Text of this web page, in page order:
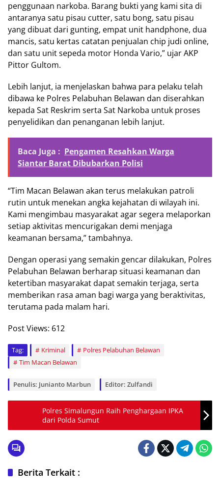
penggunaan narkoba. Barang bukti yang kami sita di
antaranya satu pisau cutter, satu bong, satu pisau
yang dibuat dari gunting, empat unit handphone, dua
mancis, satu kertas catatan penjualan chip judi online,
dan satu unit sepeda motor Honda Vario,” ujar AKP
Pittor Gultom.
Lebih lanjut, ia menjelaskan bahwa para pelaku telah
dibawa ke Polres Pelabuhan Belawan dan diserahkan
kepada Sat Reskrim serta Sat Narkoba untuk proses
penyelidikan dan penanganan lebih lanjut.
Baca Juga : Pengamen Resahkan Warga
Siantar Barat Dibubarkan Polisi
“Tim Macan Belawan akan terus melakukan patroli
rutin untuk menekan angka kejahatan di wilayah ini.
Kami mengimbau masyarakat agar segera melaporkan
setiap aktivitas mencurigakan demi menjaga
keamanan bersama,” tambahnya.
Dengan operasi yang semakin gencar dilakukan, Polres
Pelabuhan Belawan berharap situasi keamanan dan
ketertiban masyarakat dapat semakin terjaga, serta
memberikan rasa aman bagi warga yang beraktivitas,
terutama pada malam hari.
Post Views: 612
Tag: Kriminal
Polres Pelabuhan Belawan
Tim Macan Belawan
Penulis: Junianto Marbun Editor: Zulfandi
Polres Simalungun Raih Penghargaan IPKA
dari Polda Sumut
Berita Terkait :
Peristiwa